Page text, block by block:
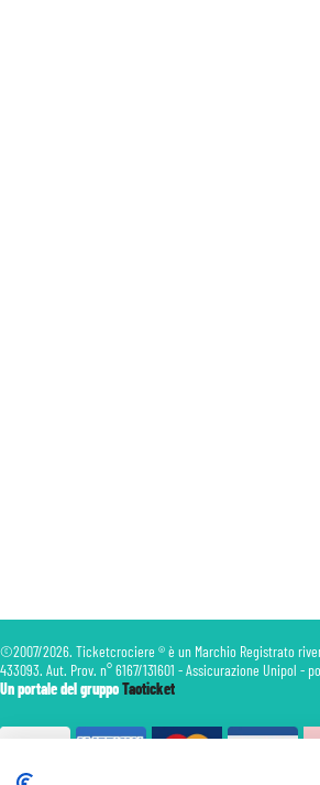
©2007/2026. Ticketcrociere ® è un Marchio Registrato
433093. Aut. Prov. n° 6167/131601 - Assicurazione Unipol -
Un portale del gruppoTaoticket